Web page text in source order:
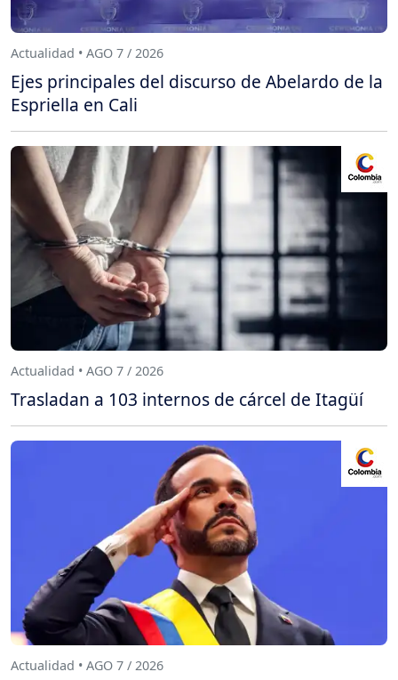
Actualidad • AGO 7 / 2026
Ejes principales del discurso de Abelardo de la
Espriella en Cali
Actualidad • AGO 7 / 2026
Trasladan a 103 internos de cárcel de Itagüí
Actualidad • AGO 7 / 2026